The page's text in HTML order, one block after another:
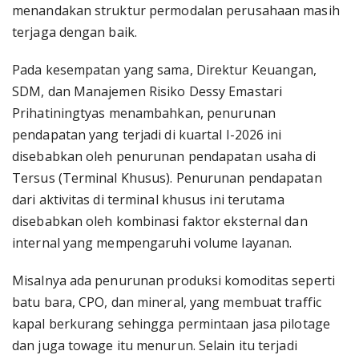
menandakan struktur permodalan perusahaan masih
terjaga dengan baik.
Pada kesempatan yang sama, Direktur Keuangan,
SDM, dan Manajemen Risiko Dessy Emastari
Prihatiningtyas menambahkan, penurunan
pendapatan yang terjadi di kuartal I-2026 ini
disebabkan oleh penurunan pendapatan usaha di
Tersus (Terminal Khusus). Penurunan pendapatan
dari aktivitas di terminal khusus ini terutama
disebabkan oleh kombinasi faktor eksternal dan
internal yang mempengaruhi volume layanan.
Misalnya ada penurunan produksi komoditas seperti
batu bara, CPO, dan mineral, yang membuat traffic
kapal berkurang sehingga permintaan jasa pilotage
dan juga towage itu menurun. Selain itu terjadi